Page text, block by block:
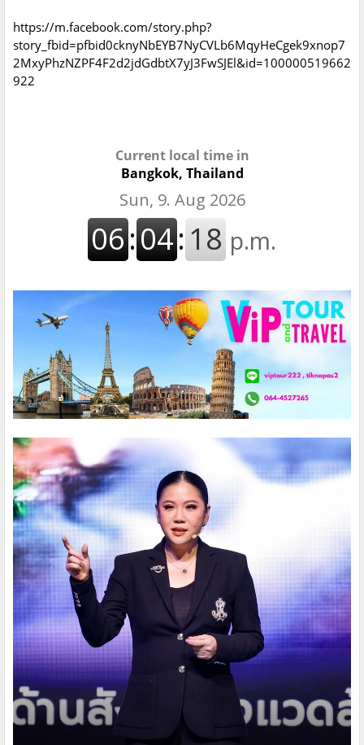
https://m.facebook.com/story.php?
story_fbid=pfbid0cknyNbEYB7NyCVLb6MqyHeCgek9xnop7
2MxyPhzNZPF4F2d2jdGdbtX7yJ3FwSJEl&id=100000519662
922
Current local time in
Bangkok, Thailand